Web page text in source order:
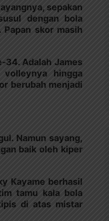
sepakan
dengan bola
skor masih
34. Adalah James
hingga
berubah menjadi
Namun sayang,
baik oleh kiper
Kayame berhasil
tamu kala bola
di atas mistar